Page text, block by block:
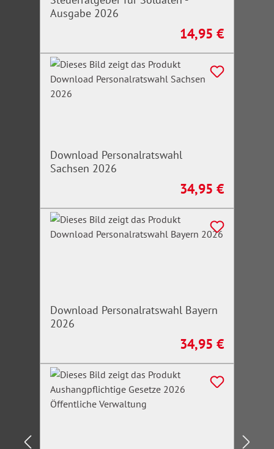
Ausgabe 2026
Regulärer Preis:
14,95 €
Download Personalratswahl
Sachsen 2026
Regulärer Preis:
34,95 €
Download Personalratswahl Bayern
2026
Regulärer Preis:
34,95 €